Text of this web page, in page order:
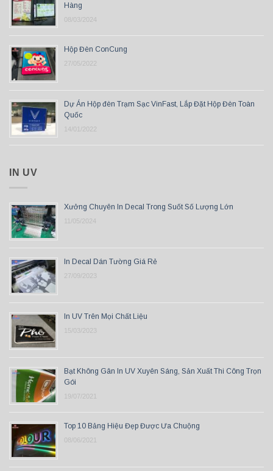
Hàng
08/03/2024
Hộp Đèn ConCung
27/05/2022
Dự Án Hộp đèn Trạm Sạc VinFast, Lắp Đặt Hộp Đèn Toàn
Quốc
14/01/2022
IN UV
Xưởng Chuyên In Decal Trong Suốt Số Lượng Lớn
11/05/2024
In Decal Dán Tường Giá Rẻ
27/09/2023
In UV Trên Mọi Chất Liệu
15/03/2023
Bạt Không Gân In UV Xuyên Sáng, Sản Xuất Thi Công Trọn
Gói
19/07/2021
Top 10 Bảng Hiệu Đẹp Được Ưa Chuộng
08/06/2021